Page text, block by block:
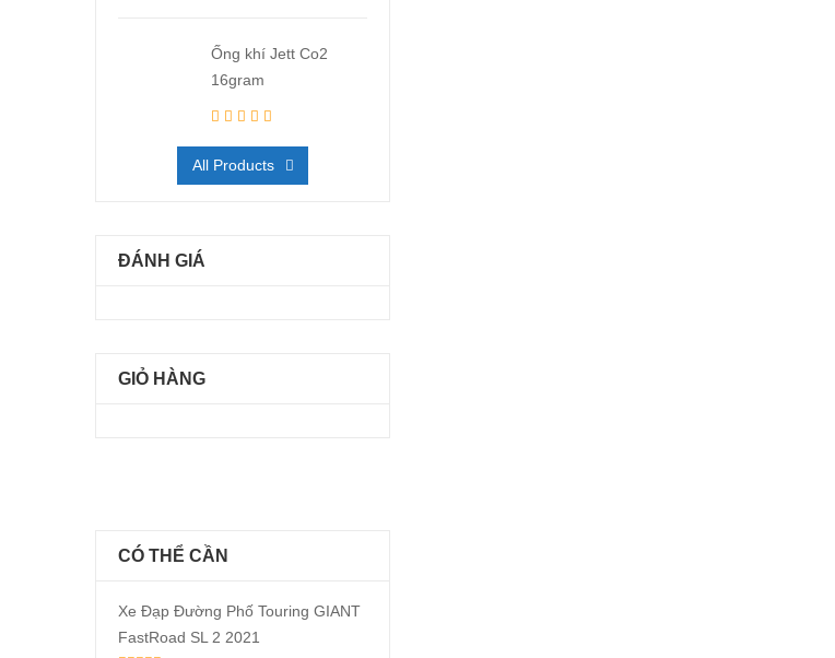
Ống khí Jett Co2
16gram
All Products
ĐÁNH GIÁ
GIỎ HÀNG
CÓ THỂ CẦN
Xe Đạp Đường Phố Touring GIANT
FastRoad SL 2 2021